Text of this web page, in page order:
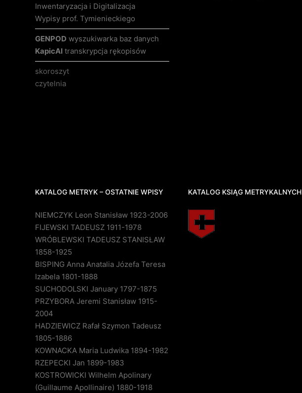
Inwentaryzacja i Digitalizacja
Wypisy prof. Tymienieckiego
GENPOD wyszukiwarka baz danych
KapicAI transkrypcja rękopisów
skoroszyt
czytelnia
KATALOG METRYK – OSTATNIE WPISY
NIEMCZYK Leon Stanisław 1923-2006
FIJEWSKI TADEUSZ 1911-1978
WRÓBLEWSKI TADEUSZ STANISŁAW
1858-1925
BISPING Anna Anatalia Józefa Teresa
Izabela 1801-1888
SUCHODOLSKI January 1797-1875
PRZYBORA Jeremi Stanisław 1915-
2004
HADZIEWICZ Rafał Szymon Tadeusz
1805-1886
KOWNACKA Maria Ludwika 1894-1982
RZEPECKI Jan 1899-1983
KOSTROWICKI Wilhelm Apolinary
(Guillaume Apollinaire) 1880-1918
KATALOG KSIĄG METRYKALNYCH